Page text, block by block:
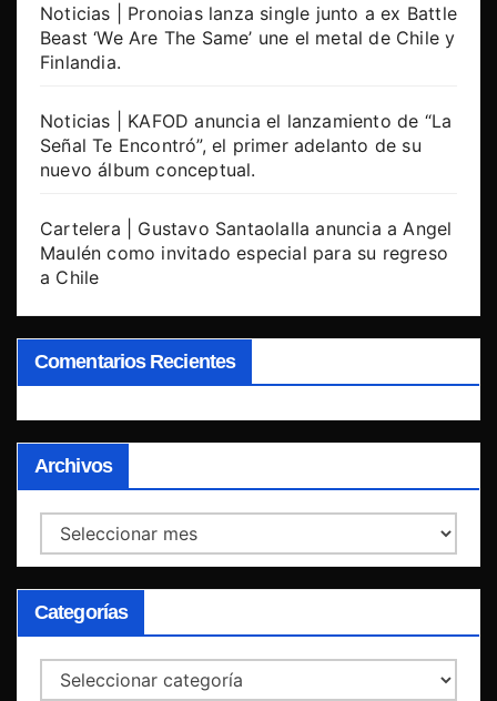
Noticias | Pronoias lanza single junto a ex Battle
Beast ‘We Are The Same’ une el metal de Chile y
Finlandia.
Noticias | KAFOD anuncia el lanzamiento de “La
Señal Te Encontró”, el primer adelanto de su
nuevo álbum conceptual.
Cartelera | Gustavo Santaolalla anuncia a Angel
Maulén como invitado especial para su regreso
a Chile
Comentarios Recientes
Archivos
Archivos
Categorías
Categorías